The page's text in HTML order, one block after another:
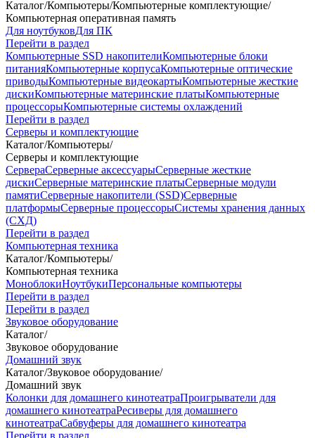
Каталог/Компьютеры/Компьютерные комплектующие/
Компьютерная оперативная память
Для ноутбуковДля ПК
Перейти в раздел
Компьютерные SSD накопителиКомпьютерные блоки
питанияКомпьютерные корпусаКомпьютерные оптические
приводыКомпьютерные видеокартыКомпьютерные жесткие
дискиКомпьютерные материнские платыКомпьютерные
процессорыКомпьютерные системы охлаждений
Перейти в раздел
Серверы и комплектующие
Каталог/Компьютеры/
Серверы и комплектующие
СервераСерверные аксессуарыСерверные жесткие
дискиСерверные материнские платыСерверные модули
памятиСерверные накопители (SSD)Серверные
платформыСерверные процессорыСистемы хранения данных
(СХД)
Перейти в раздел
Компьютерная техника
Каталог/Компьютеры/
Компьютерная техника
МоноблокиНоутбукиПерсональные компьютеры
Перейти в раздел
Перейти в раздел
Звуковое оборудование
Каталог/
Звуковое оборудование
Домашний звук
Каталог/Звуковое оборудование/
Домашний звук
Колонки для домашнего кинотеатраПроигрыватели для
домашнего кинотеатраРесиверы для домашнего
кинотеатраСабвуферы для домашнего кинотеатра
Перейти в раздел